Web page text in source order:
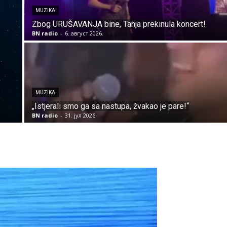
MUZIKA
Zbog URUŠAVANJA bine, Tanja prekinula koncert!
BN radio - 6. август 2026.
MUZIKA
„Istjerali smo ga sa nastupa, žvakao je pare!“
BN radio - 31. јул 2026.